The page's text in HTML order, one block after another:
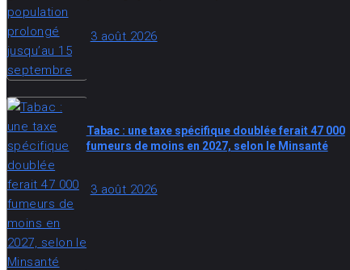
3 août 2026
Tabac : une taxe spécifique doublée ferait 47 000
fumeurs de moins en 2027, selon le Minsanté
3 août 2026